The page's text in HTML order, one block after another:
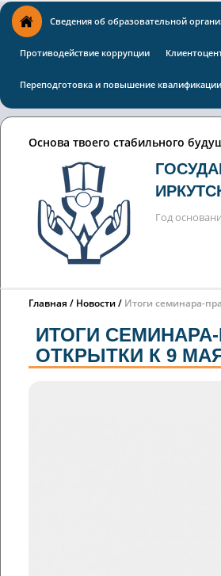
Сведения об образовательной
Противодействие коррупции
Переподготовка и повышение квалификации
Основа твоего стабильного
Год
Главная Новости Итоги семинара-
ИТОГИ
ОТКРЫТКИ К 9 МАЯ